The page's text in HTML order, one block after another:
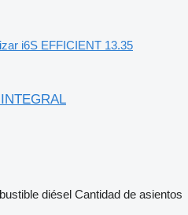
i6S EFFICIENT 13.35
diésel Cantidad de asientos